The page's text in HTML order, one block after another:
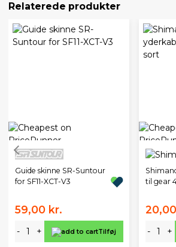
Relaterede produkter
Guide skinne SR-Suntour
for SF11-XCT-V3
59,00 kr.
- + Tilføj
til gear
- +